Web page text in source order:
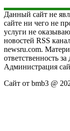
Данный сайт не
сайте ни чего не
услуги не
новостей RSS
newsru.com.
ответственность
Администрация
Сайт от bmb3 @